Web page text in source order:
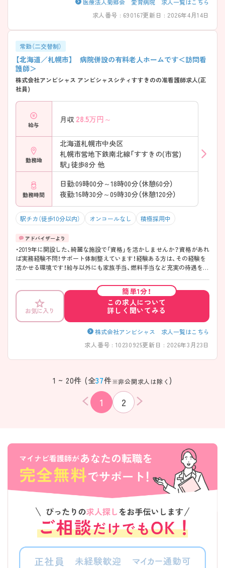
条件を
検索する
医療法人菊郷会 愛育病院 求人一覧はこちら
求人番号 : 690167更新日 : 2026年4月14日
常勤（二交替制）
【北海道／札幌市】 病院併設の有料老人ホームです＜訪問看
護師＞
株式会社アンビシャス アンビシャスシティすすきのの准看護師求人(正
社員)
給与
月収 28.5万円～
勤務地
北海道札幌市中央区
札幌市営地下鉄南北線「すすきの(市営)
駅」徒歩8分 他
勤務時間
日勤:09時00分～18時00分（休憩60分）
夜勤:16時30分～09時30分（休憩120分）
駅チカ（徒歩10分以内） オンコールなし 積極採用中
・2019年に開設した、綺麗な施設で「資格」を活かしませんか？資格があれ
ば実務経験不問！サポート体制整えています！経験ある方は、その経験を
活かせる環境です！給与以外にも家族手当、燃料手当など充実の待遇をご
実！駅近の街ナカ勤務地なので、仕事帰りの買い物も気軽に行けます！札
幌市内を中心に、介護施設や調剤薬局を運営する安定企業になっており
ます。産休・育休取得実績あり！復帰者活躍中です！休みはなるべく“希
望”を通せるように頑張っています！
お気に入り
簡単1分！
この求人について
詳しく聞いてみる
株式会社アンビシャス 求人一覧はこちら
求人番号 : 10230925更新日 : 2026年3月23日
1 ~ 20件 (全37件※非公開求人は除く )
1 2